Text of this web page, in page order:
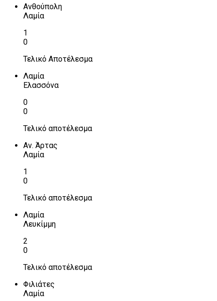
Ανθούπολη
Λαμία
1
0
Τελικό Αποτέλεσμα
Λαμία
Ελασσόνα
0
0
Τελικό αποτέλεσμα
Αν. Άρτας
Λαμία
1
0
Τελικό αποτέλεσμα
Λαμία
Λευκίμμη
2
0
Τελικό αποτέλεσμα
Φιλιάτες
Λαμία